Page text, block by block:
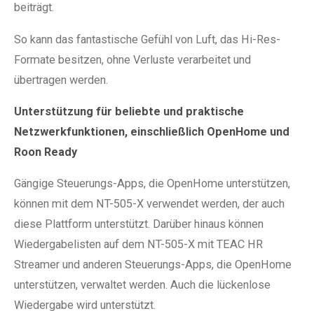
beiträgt.
So kann das fantastische Gefühl von Luft, das Hi-Res-
Formate besitzen, ohne Verluste verarbeitet und
übertragen werden.
Unterstützung für beliebte und praktische
Netzwerkfunktionen, einschließlich OpenHome und
Roon Ready
Gängige Steuerungs-Apps, die OpenHome unterstützen,
können mit dem NT-505-X verwendet werden, der auch
diese Plattform unterstützt. Darüber hinaus können
Wiedergabelisten auf dem NT-505-X mit TEAC HR
Streamer und anderen Steuerungs-Apps, die OpenHome
unterstützen, verwaltet werden. Auch die lückenlose
Wiedergabe wird unterstützt.